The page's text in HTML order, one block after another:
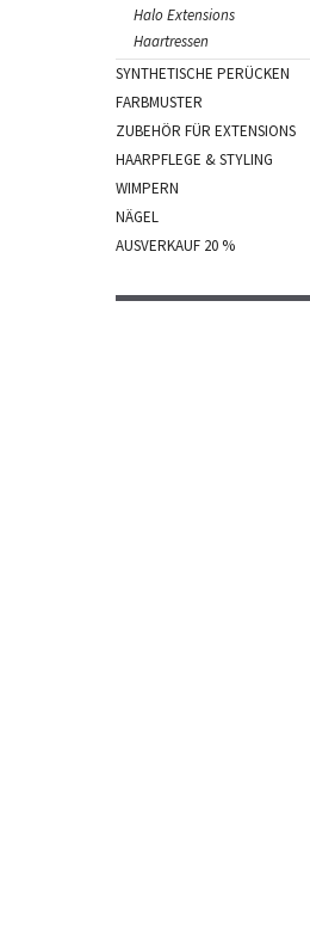
Halo Extensions
Haartressen
SYNTHETISCHE PERÜCKEN
FARBMUSTER
ZUBEHÖR FÜR EXTENSIONS
HAARPFLEGE & STYLING
WIMPERN
NÄGEL
AUSVERKAUF 20 %